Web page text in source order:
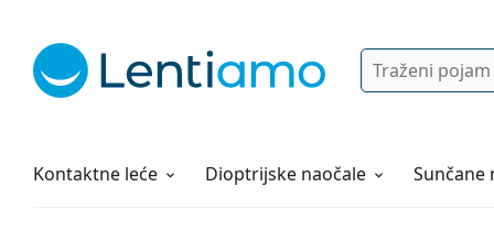
Pretraga
Kontaktne leće
Otopine za leće Dioptrijske naočale Sunčane
Sve o kupovini